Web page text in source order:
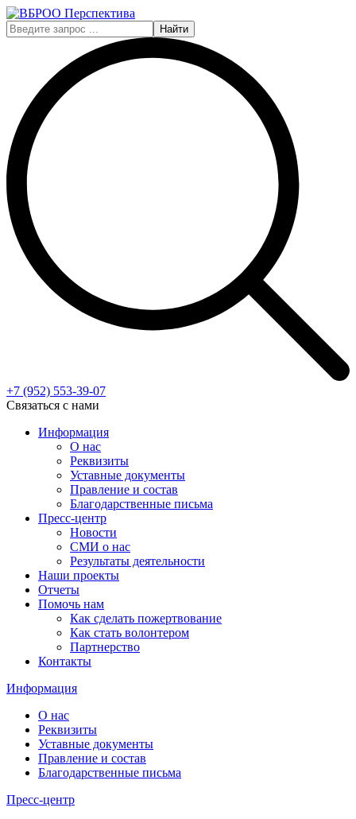
Найти
+7 (952) 553-39-07
Связаться с нами
Информация
О нас
Реквизиты
Уставные документы
Правление и состав
Благодарственные письма
Пресс-центр
Новости
СМИ о нас
Результаты деятельности
Наши проекты
Отчеты
Помочь нам
Как сделать пожертвование
Как стать волонтером
Партнерство
Контакты
Информация
О нас
Реквизиты
Уставные документы
Правление и состав
Благодарственные письма
Пресс-центр